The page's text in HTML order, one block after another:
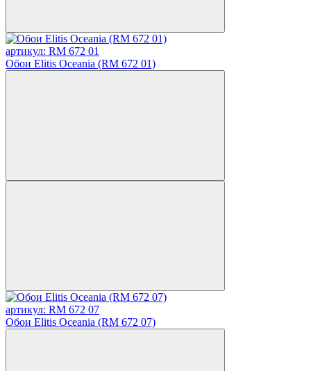
артикул: RM 672 01
Обои Elitis Oceania (RM 672 01)
артикул: RM 672 07
Обои Elitis Oceania (RM 672 07)